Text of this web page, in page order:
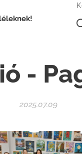
-
2025.07.09